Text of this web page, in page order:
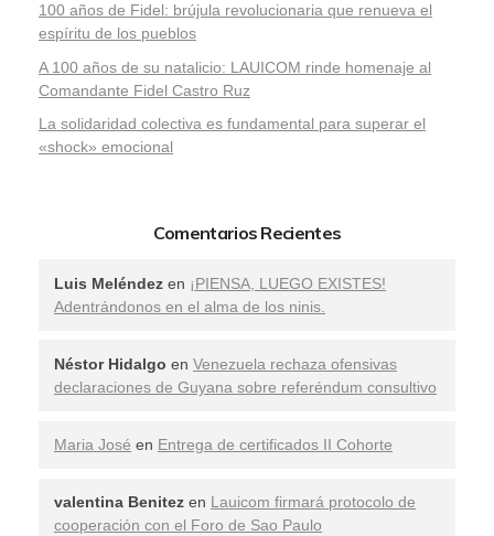
100 años de Fidel: brújula revolucionaria que renueva el
espíritu de los pueblos
A 100 años de su natalicio: LAUICOM rinde homenaje al
Comandante Fidel Castro Ruz
La solidaridad colectiva es fundamental para superar el
«shock» emocional
Comentarios Recientes
Luis Meléndez en ¡PIENSA, LUEGO EXISTES!
Adentrándonos en el alma de los ninis.
Néstor Hidalgo en Venezuela rechaza ofensivas
declaraciones de Guyana sobre referéndum consultivo
Maria José en Entrega de certificados II Cohorte
valentina Benitez en Lauicom firmará protocolo de
cooperación con el Foro de Sao Paulo